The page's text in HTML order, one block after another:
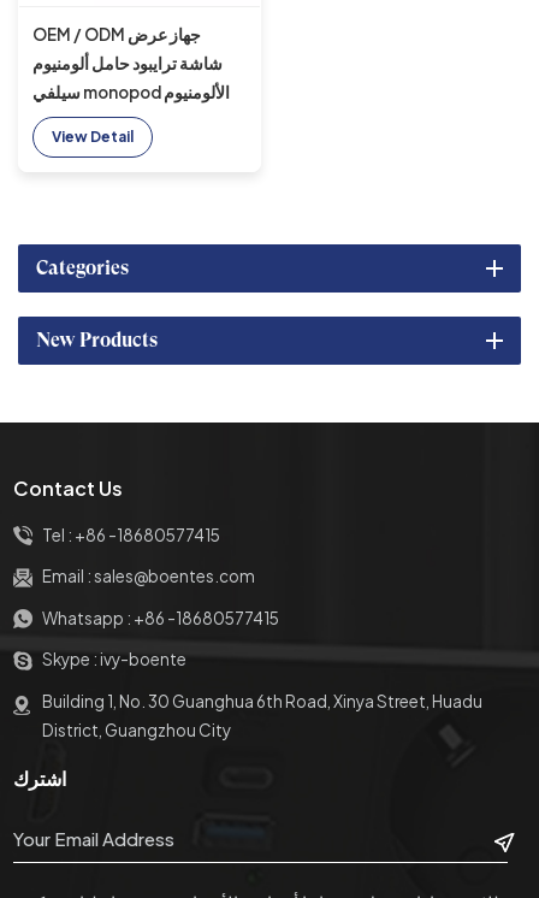
OEM / ODM جهاز عرض
شاشة ترايبود حامل ألومنيوم
سيلفي monopod الألومنيوم
حامل ترايبود الإنقاذ
View Detail
Categories
New Products
Contact Us
Tel : +86 -18680577415
Email :sales@boentes.com
Whatsapp : +86 -18680577415
Skype :ivy-boente
Building 1, No. 30 Guanghua 6th Road, Xinya Street, Huadu
District, Guangzhou City
اشترك